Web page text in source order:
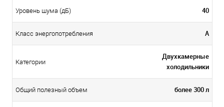
Уровень шума (дБ) 40
Класс энергопотребления А
Категории
Двухкамерные
холодильники
Общий полезный объем более 300 л